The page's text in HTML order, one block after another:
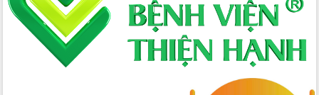
Lấy ý kiến điều chỉnh Quy hoạch tỉnh
Đắk Lắk thời kỳ 2021-2030, tầm nhìn
đến năm 2050
Phát động chiến dịch 30 ngày đêm
giải phóng mặt bằng Tuyến đường bộ